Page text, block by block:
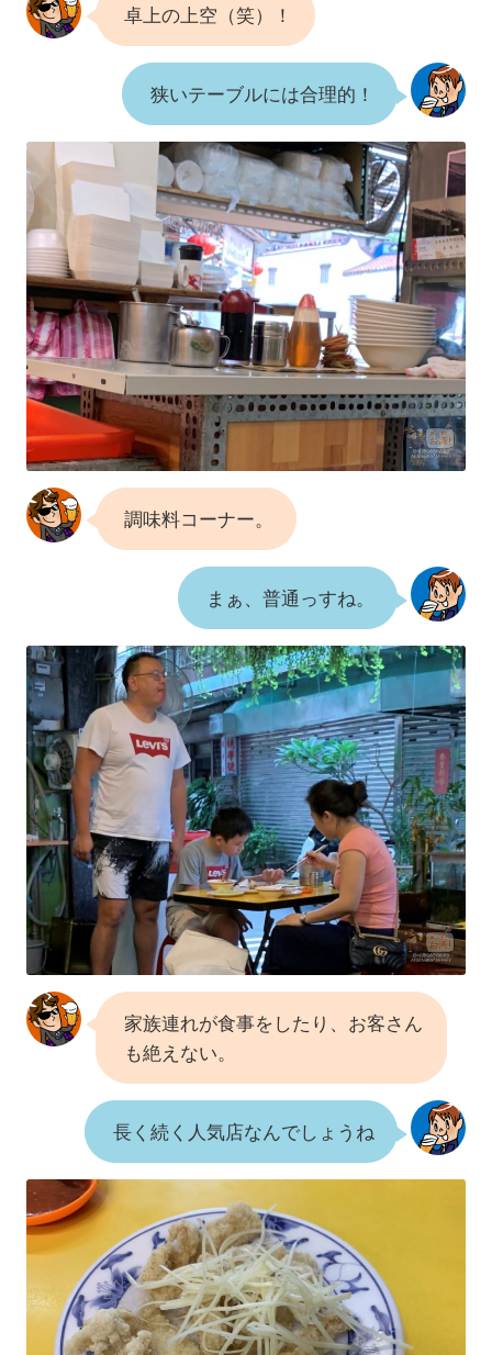
卓上の上空（笑）！
狭いテーブルには合理的！
調味料コーナー。
まぁ、普通っすね。
家族連れが食事をしたり、お客さん
も絶えない。
長く続く人気店なんでしょうね